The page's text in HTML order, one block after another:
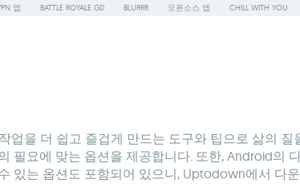
앱 BATTLE ROYALE GD BLURRR 오픈소스 앱 CHILL WITH YOU
을 더 쉽고 즐겁게 만드는 도구와 팁으로 삶의
필요에 맞는 옵션을 제공합니다. 또한, Android의
있는 옵션도 포함되어 있으니, Uptodown에서 다